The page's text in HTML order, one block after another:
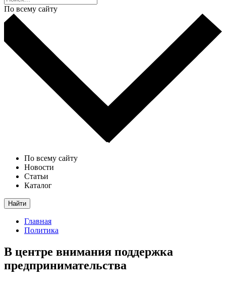
По всему сайту
По всему сайту
Новости
Статьи
Каталог
Найти
Главная
Политика
В центре внимания поддержка
предпринимательства